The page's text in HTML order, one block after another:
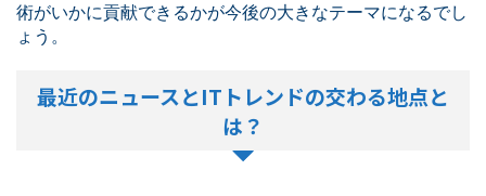
術がいかに貢献できるかが今後の大きなテーマになるでし
ょう。
最近のニュースとITトレンドの交わる地点と
は？